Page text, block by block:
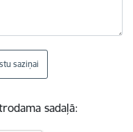
saziņai
sadaļā: